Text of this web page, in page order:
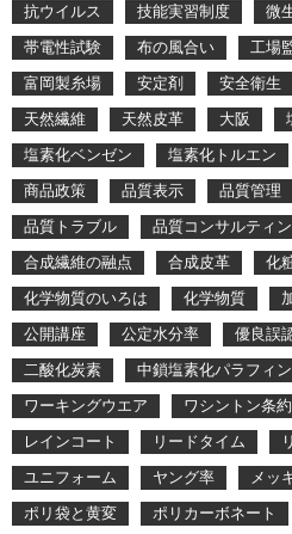
抗ウイルス
技能実習制度 微
帯電性試験
布の風合い 工場
富岡製糸場
安定剤 安全衛生
天然繊維
天然皮革 大阪
塩素化ベンゼン
塩素化トルエン
商品政策
品質表示 品質管理
品質トラブル
品質コンサルティ
合成繊維の融点
合成皮革 化
化学物質のいろは
化学物質
公開講座
公定水分率 優良誤
二酸化炭素
中鎖塩素化パラフィン
ワーキングウエア
ワシントン条約
レインコート
リードタイム
ユニフォーム
ヤング率 メッ
ポリ袋と黄変
ポリカーボネート